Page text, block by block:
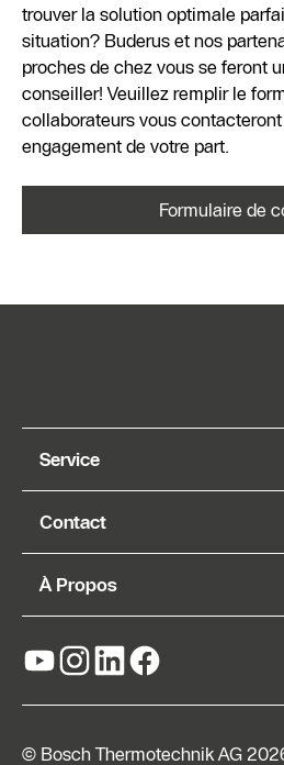
trouver la solution optimale
situation? Buderus et nos
proches de chez vous se feront
conseiller! Veuillez remplir le
collaborateurs vous
engagement de votre part.
Formulaire de
Service
Contact
À Propos
© Bosch Thermotechnik AG